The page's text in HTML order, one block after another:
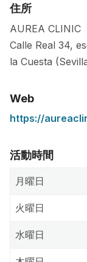
住所
AUREA CLINIC
Calle Real 34,
la Cuesta
Web
https://
活動時間
月曜日
火曜日
水曜日